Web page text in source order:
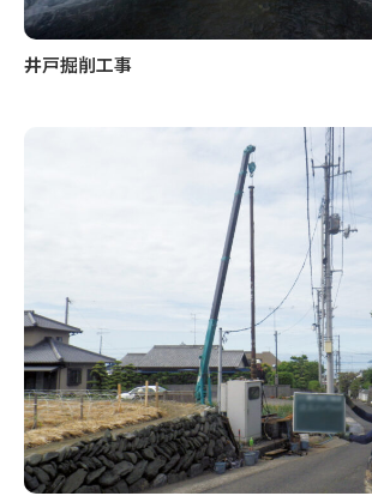
井戸掘削工事